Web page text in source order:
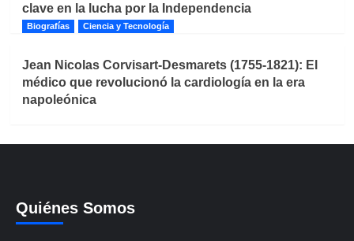
clave en la lucha por la Independencia
Biografías Ciencia y Tecnología
Jean Nicolas Corvisart-Desmarets (1755-1821): El
médico que revolucionó la cardiología en la era
napoleónica
Quiénes Somos